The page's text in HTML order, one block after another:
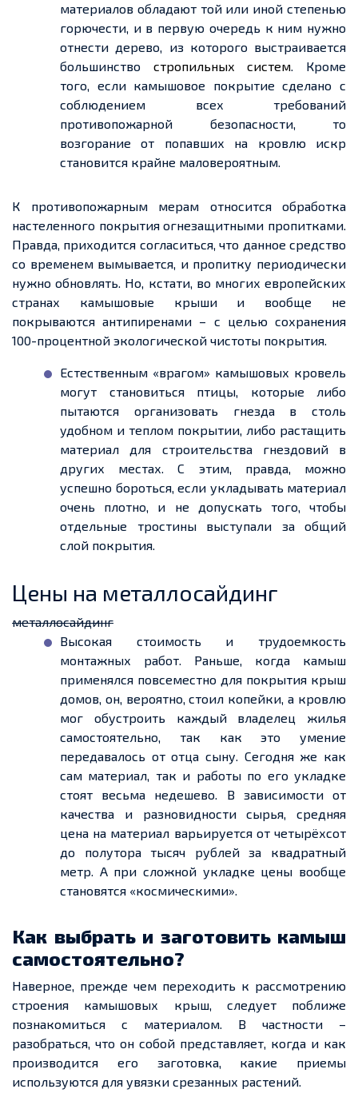
материалов обладают той или иной степенью
горючести, и в первую очередь к ним нужно
отнести дерево, из которого выстраивается
большинство стропильных систем. Кроме
того, если камышовое покрытие сделано с
соблюдением всех требований
противопожарной безопасности, то
возгорание от попавших на кровлю искр
становится крайне маловероятным.
К противопожарным мерам относится обработка
настеленного покрытия огнезащитными пропитками.
Правда, приходится согласиться, что данное средство
со временем вымывается, и пропитку периодически
нужно обновлять. Но, кстати, во многих европейских
странах камышовые крыши и вообще не
покрываютсяантипиренами – с целью сохранения
100-процентной экологической чистоты покрытия.
Естественным «врагом» камышовых кровель
могут становиться птицы, которые либо
пытаются организовать гнездав столь
удобном и теплом покрытии, либо растащить
материал для строительства гнездовий в
других местах. С этим, правда, можно
успешно бороться, если укладывать материал
очень плотно, и не допускать того, чтобы
отдельные тростины выступали за общий
слой покрытия.
Цены на металлосайдинг
металлосайдинг
Высокая стоимость и трудоемкость
монтажных работ. Раньше, когда камыш
применялся повсеместно для покрытия крыш
домов, он, вероятно, стоил копейки, а кровлю
мог обустроить каждый владелец жилья
самостоятельно, так как это умение
передавалось от отца сыну. Сегодня же как
сам материал, так и работы по его укладке
стоят весьма недешево. В зависимости от
качества и разновидности сырья, средняя
цена на материал варьируется от четырёхсот
до полутора тысяч рублей за квадратный
метр. А при сложной укладке цены вообще
становятся «космическими».
Как выбрать и заготовить камыш
самостоятельно?
Наверное, прежде чем переходить к рассмотрению
строения камышовых крыш, следует поближе
познакомиться с материалом. В частности –
разобраться, что он собой представляет, когда и как
производится его заготовка, какие приемы
используются для увязки срезанных растений.